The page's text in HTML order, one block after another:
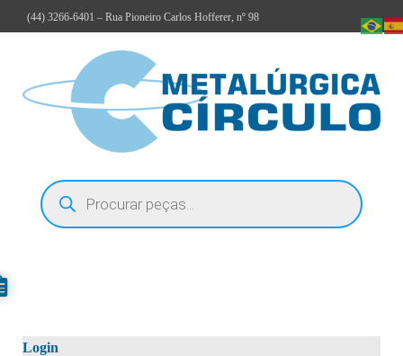
(44) 3266-6401 – Rua Pioneiro Carlos Hofferer, nº 98
Login